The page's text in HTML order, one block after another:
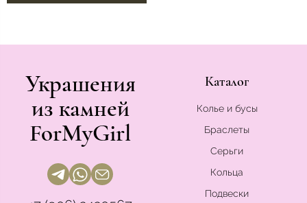
Украшения
из камней
ForMyGirl
Каталог
Колье и бусы
Браслеты
Серьги
Кольца
Подвески